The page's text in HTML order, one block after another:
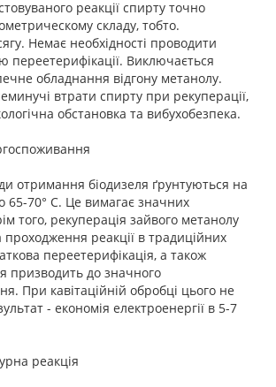
реакції спирту точно
складу, тобто.
Немає необхідності проводити
переетерифікації. Виключається
обладнання відгону метанолу.
втрати спирту при рекуперації,
обстановка та вибухобезпека.
отримання біодизеля ґрунтуються на
65-70° С. Це вимагає значних
того, рекуперація зайвого метанолу
проходження реакції в традиційних
переетерифікація, а також
призводить до значного
При кавітаційній обробці цього не
- економія електроенергії в 5-7
реакція